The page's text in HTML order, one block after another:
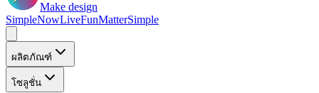
Make design
SimpleNowLiveFunMatterSimple
ผลิตภัณฑ์
โซลูชั่น